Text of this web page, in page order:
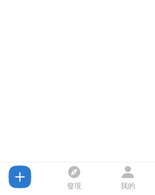
發現 我的